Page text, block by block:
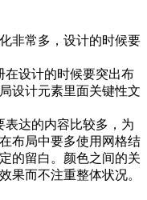
非常多，设计的时候要
在设计的时候要突出布
设计元素里面关键性文
表达的内容比较多，为
布局中要多使用网格结
的留白。颜色之间的关
果而不注重整体状况。